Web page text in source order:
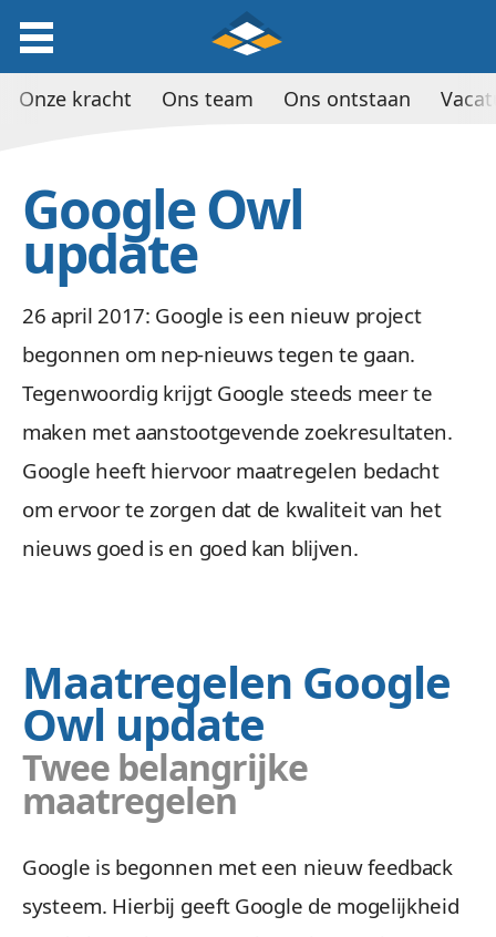
Google Owl
update
26 april 2017: Google is een nieuw project
begonnen om nep-nieuws tegen te gaan.
Tegenwoordig krijgt Google steeds meer te
maken met aanstootgevende zoekresultaten.
Google heeft hiervoor maatregelen bedacht
om ervoor te zorgen dat de kwaliteit van het
nieuws goed is en goed kan blijven.
Maatregelen Google
Owl update
Twee belangrijke
maatregelen
Google is begonnen met een nieuw feedback
systeem. Hierbij geeft Google de mogelijkheid
Onze kracht Ons team Ons ontstaan